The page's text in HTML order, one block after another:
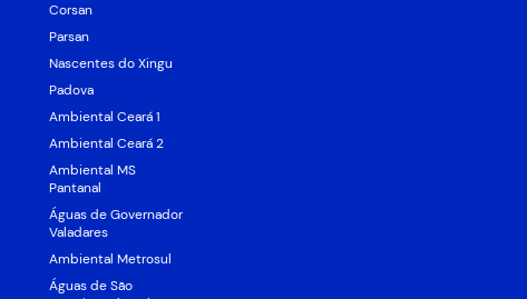
Corsan
Parsan
Nascentes do Xingu
Padova
Ambiental Ceará 1
Ambiental Ceará 2
Ambiental MS
Pantanal
Águas de Governador
Valadares
Ambiental Metrosul
Águas de São